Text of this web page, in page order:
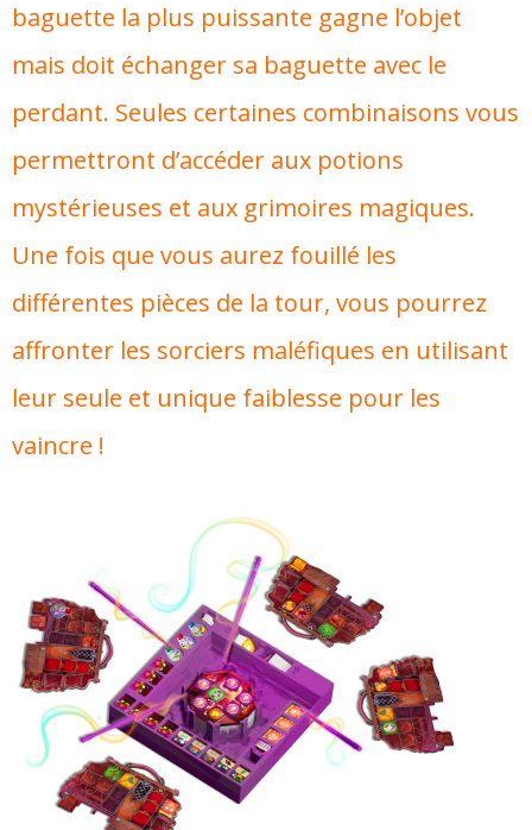
baguette la plus puissante gagne l’objet
mais doit échanger sa baguette avec le
perdant. Seules certaines combinaisons vous
permettront d’accéder aux potions
mystérieuses et aux grimoires magiques.
Une fois que vous aurez fouillé les
différentes pièces de la tour, vous pourrez
affronter les sorciers maléfiques en utilisant
leur seule et unique faiblesse pour les
vaincre !